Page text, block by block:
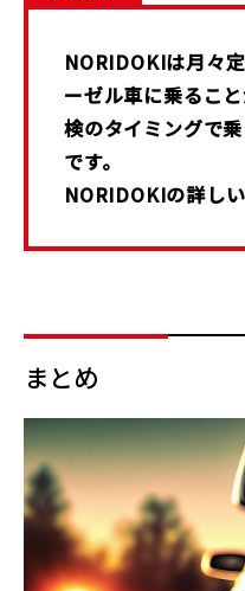
NORIDOKIは月々
ーゼル車に乗るこ
検のタイミングで
です。
NORIDOKIの詳し
まとめ